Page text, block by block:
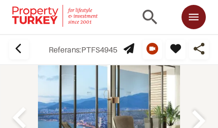
Referans:PTFS4945